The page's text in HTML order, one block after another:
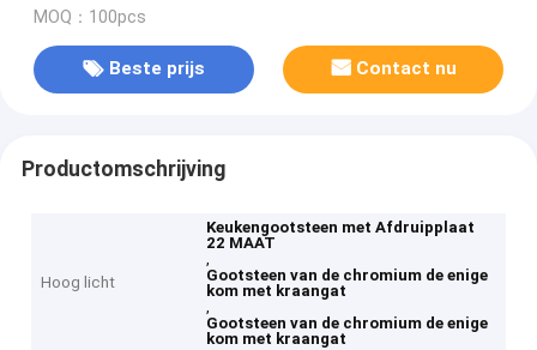
MOQ：100pcs
Beste prijs Contact nu
Productomschrijving
Hoog licht
Keukengootsteen met Afdruipplaat
22 MAAT
,
Gootsteen van de chromium de enige
kom met kraangat
,
Gootsteen van de chromium de enige
kom met kraangat